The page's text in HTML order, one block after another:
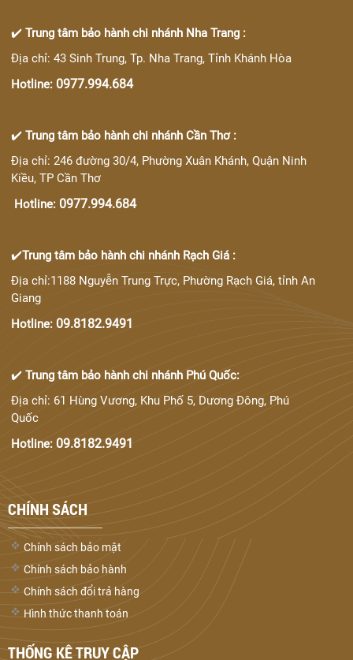
✔️Trung tâm bảo hành chi nhánh Nha Trang :
Địa chỉ: 43 Sinh Trung, Tp. Nha Trang, Tỉnh Khánh Hòa
Hotline: 0977.994.684
✔️Trung tâm bảo hành chi nhánh Cần Thơ :
Địa chỉ: 246 đường 30/4, Phường Xuân Khánh, Quận Ninh
Kiều, TP Cần Thơ
Hotline: 0977.994.684
✔️Trung tâm bảo hành chi nhánh Rạch Giá :
Địa chỉ:1188 Nguyễn Trung Trực, Phường Rạch Giá, tỉnh An
Giang
Hotline: 09.8182.9491
✔️Trung tâm bảo hành chi nhánh Phú Quốc:
Địa chỉ: 61 Hùng Vương, Khu Phố 5, Dương Đông, Phú
Quốc
Hotline: 09.8182.9491
CHÍNH SÁCH
Chính sách bảo mật
Chính sách bảo hành
Chính sách đổi trả hàng
Hình thức thanh toán
THỐNG KÊ TRUY CẬP